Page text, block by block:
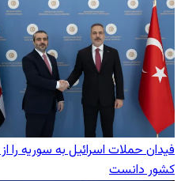
فیدان حملات اسرائیل به سوریه را
کشور دانست